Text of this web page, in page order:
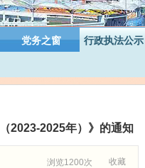
党务之窗 行政执法公示
2023-2025年）》的通知
收藏
浏览1200次